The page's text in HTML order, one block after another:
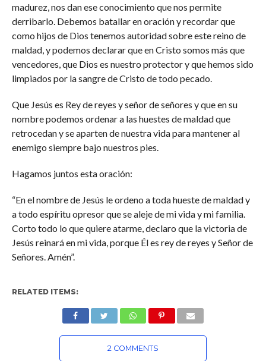
madurez, nos dan ese conocimiento que nos permite
derribarlo. Debemos batallar en oración y recordar que
como hijos de Dios tenemos autoridad sobre este reino de
maldad, y podemos declarar que en Cristo somos más que
vencedores, que Dios es nuestro protector y que hemos sido
limpiados por la sangre de Cristo de todo pecado.
Que Jesús es Rey de reyes y señor de señores y que en su
nombre podemos ordenar a las huestes de maldad que
retrocedan y se aparten de nuestra vida para mantener al
enemigo siempre bajo nuestros pies.
Hagamos juntos esta oración:
“En el nombre de Jesús le ordeno a toda hueste de maldad y
a todo espíritu opresor que se aleje de mi vida y mi familia.
Corto todo lo que quiere atarme, declaro que la victoria de
Jesús reinará en mi vida, porque Él es rey de reyes y Señor de
Señores. Amén”.
RELATED ITEMS:
2 COMMENTS